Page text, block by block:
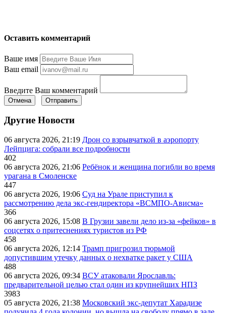
Оставить комментарий
Ваше имя
Ваш email
Введите Ваш комментарий
Отмена Отправить
Другие Новости
06 августа 2026, 21:19 Дрон со взрывчаткой в аэропорту
Лейпцига: собрали все подробности
402
06 августа 2026, 21:06 Ребёнок и женщина погибли во время
урагана в Смоленске
447
06 августа 2026, 19:06 Суд на Урале приступил к
рассмотрению дела экс-гендиректора «ВСМПО-Ависма»
366
06 августа 2026, 15:08 В Грузии завели дело из-за «фейков» в
соцсетях о притеснениях туристов из РФ
458
06 августа 2026, 12:14 Трамп пригрозил тюрьмой
допустившим утечку данных о нехватке ракет у США
488
06 августа 2026, 09:34 ВСУ атаковали Ярославль:
предварительной целью стал один из крупнейших НПЗ
3983
05 августа 2026, 21:38 Московский экс-депутат Харадизе